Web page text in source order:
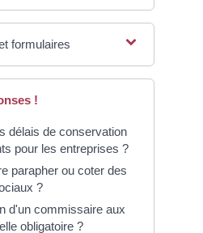
formulaires
!
délais de conservation
pour les entreprises ?
parapher ou coter des
?
d'un commissaire aux
obligatoire ?